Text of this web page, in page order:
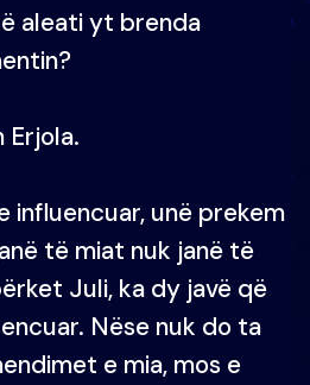
aleati yt brenda
Erjola.
influencuar, unë prekem
të miat nuk janë të
Juli, ka dy javë që
Nëse nuk do ta
e mia, mos e